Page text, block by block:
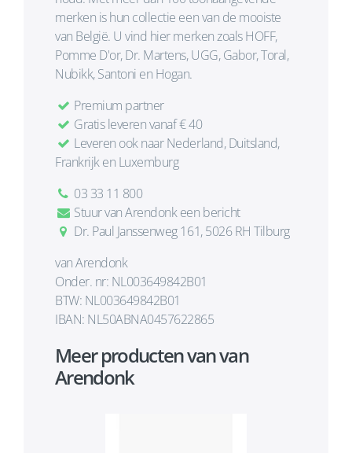
merken is hun collectie een van de mooiste
van België. U vind hier merken zoals HOFF,
Pomme D'or, Dr. Martens, UGG, Gabor, Toral,
Nubikk, Santoni en Hogan.
Premium partner
Gratis leveren vanaf € 40
Leveren ook naar Nederland, Duitsland,
Frankrijk en Luxemburg
03 33 11 800
Stuur van Arendonk een bericht
Dr. Paul Janssenweg 161, 5026 RH Tilburg
van Arendonk
Onder. nr: NL003649842B01
BTW: NL003649842B01
IBAN: NL50ABNA0457622865
Meer producten van van
Arendonk